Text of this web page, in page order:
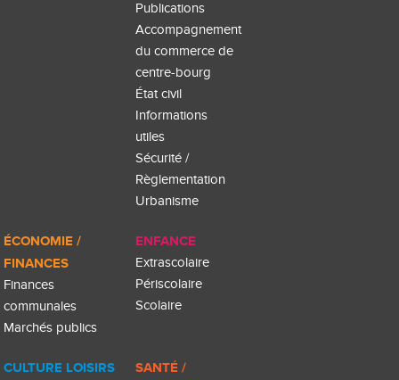
Publications
Accompagnement
du commerce de
centre-bourg
État civil
Informations
utiles
Sécurité /
Règlementation
Urbanisme
ÉCONOMIE /
FINANCES
Finances
communales
Marchés publics
ENFANCE
Extrascolaire
Périscolaire
Scolaire
CULTURE LOISIRS
SANTÉ /